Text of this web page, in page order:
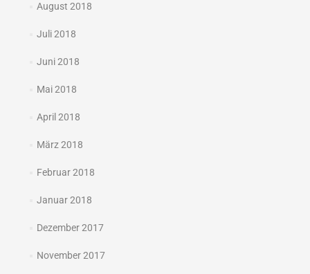
August 2018
Juli 2018
Juni 2018
Mai 2018
April 2018
März 2018
Februar 2018
Januar 2018
Dezember 2017
November 2017